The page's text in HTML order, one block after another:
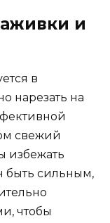
и
в
нарезать на
свежий
избежать
быть сильным,
чтобы